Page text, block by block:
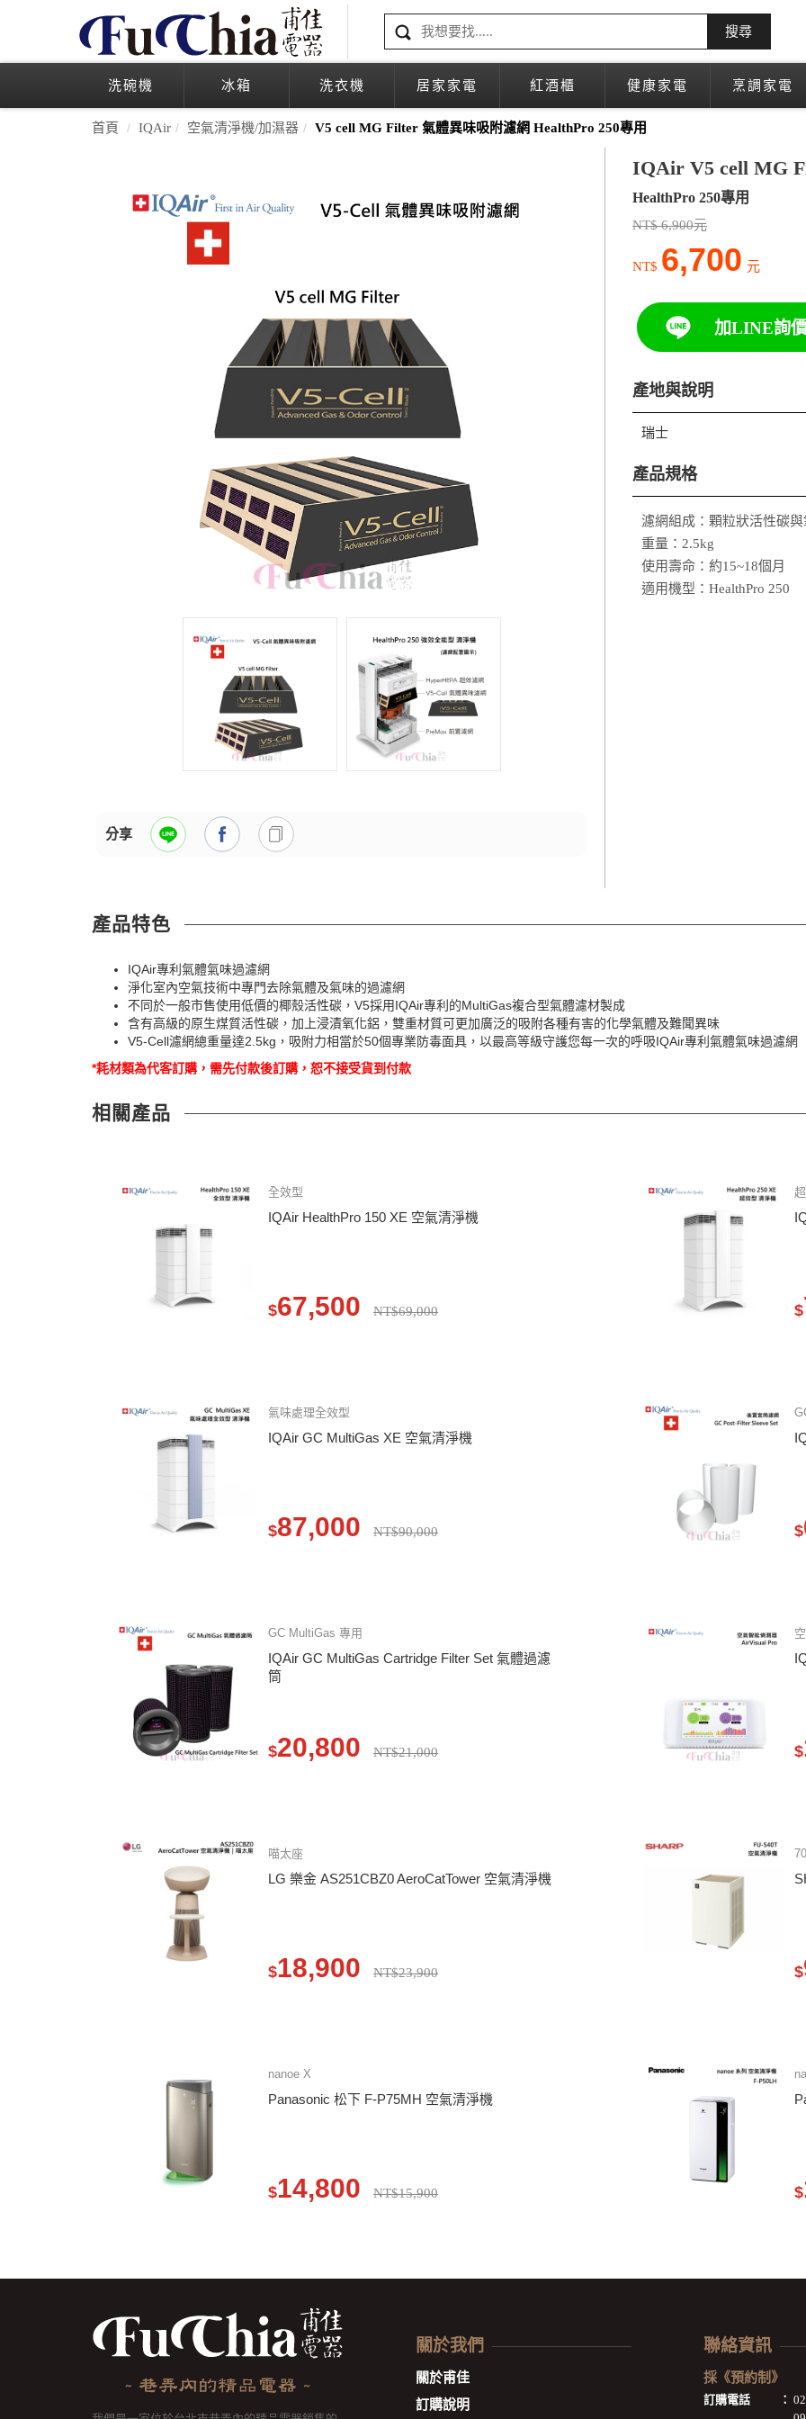
搜尋
洗碗機 冰箱 洗衣機 居家家電 紅酒櫃 健康家電 烹調家電
首頁 IQAir 空氣清淨機/加濕器 V5 cell MG Filter 氣體異味吸附濾網 HealthPro 250專用
分享
IQAir V5 cell MG
HealthPro 250專用
NT$ 6,900元
NT$ 6,700 元
加LINE詢
產地與說明
瑞士
產品規格
濾網組成：顆粒狀活性碳
重量：2.5kg
使用壽命：約15~18個月
適用機型：HealthPro 250
產品特色
IQAir專利氣體氣味過濾網
淨化室內空氣技術中專門去除氣體及氣味的過濾網
不同於一般市售使用低價的椰殼活性碳，V5採用IQAir專利的MultiGas複合型氣體濾材製成
含有高級的原生煤質活性碳，加上浸漬氧化鋁，雙重材質可更加廣泛的吸附各種有害的化學氣體及難聞異味
V5-Cell濾網總重量達2.5kg，吸附力相當於50個專業防毒面具，以最高等級守護您每一次的呼吸IQAir專利氣體氣味過濾網
*耗材類為代客訂購，需先付款後訂購，恕不接受貨到付款
相關產品
全效型
IQAir HealthPro 150 XE 空氣清淨機
$67,500 NT$69,000 $
氣味處理全效型
IQAir GC MultiGas XE 空氣清淨機
$87,000 NT$90,000 $
GC MultiGas 專用
IQAir GC MultiGas Cartridge Filter Set 氣體過濾
筒
$20,800 NT$21,000 $
喵太座
LG 樂金 AS251CBZ0 AeroCatTower 空氣清淨機
$18,900 NT$23,900 $
nanoe X
Panasonic 松下 F-P75MH 空氣清淨機
$14,800 NT$15,900 $
關於我們
關於甫佳
訂購說明
聯絡資訊
採《預約制》
訂購電話 ：